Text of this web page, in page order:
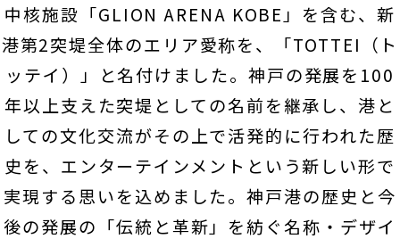
中核施設「GLION ARENA KOBE」を含む、新
港第2突堤全体のエリア愛称を、「TOTTEI（ト
ッテイ）」と名付けました。神戸の発展を100
年以上支えた突堤としての名前を継承し、港と
しての文化交流がその上で活発的に行われた歴
史を、エンターテインメントという新しい形で
実現する思いを込めました。神戸港の歴史と今
後の発展の「伝統と革新」を紡ぐ名称・デザイ